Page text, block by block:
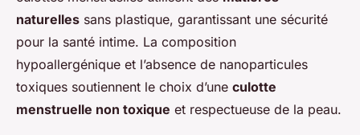
naturelles sans plastique, garantissant une sécurité
pour la santé intime. La composition
hypoallergénique et l’absence de nanoparticules
toxiques soutiennent le choix d’une culotte
menstruelle non toxique et respectueuse de la peau.